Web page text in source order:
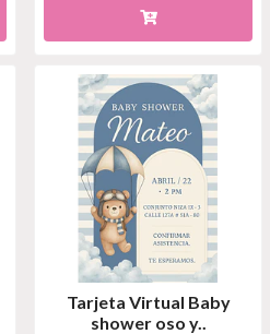
Tarjeta Virtual Baby
shower oso y..